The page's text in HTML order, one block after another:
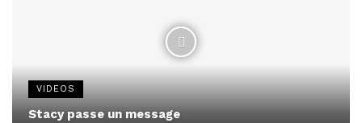
VIDEOS
Stacy passe un message